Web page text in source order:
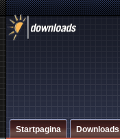
Startpagina Downloads